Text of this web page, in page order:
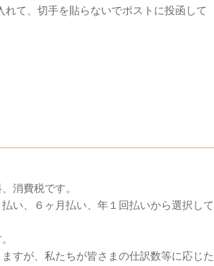
て、切手を貼らないでポストに投函して
消費税です。
い、６ヶ月払い、年１回払いから選択して
すが、私たちが皆さまの仕訳数等に応じた